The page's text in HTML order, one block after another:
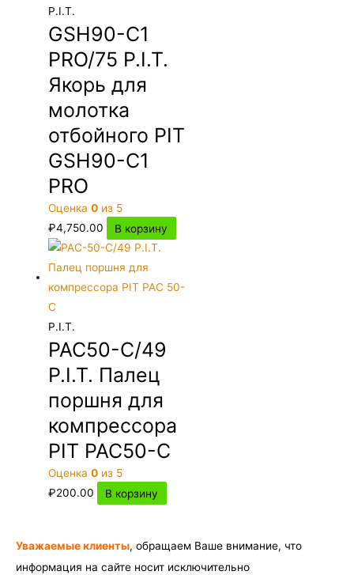
P.I.T.
GSH90-C1
PRO/75 P.I.T.
Якорь для
молотка
отбойного PIT
GSH90-C1
PRO
Оценка0 из 5
₽4,750.00 В корзину
P.I.T.
PAC50-C/49
P.I.T. Палец
поршня для
компрессора
PIT PAC50-C
Оценка0 из 5
₽200.00 В корзину
Уважаемые клиенты, обращаем Ваше внимание, что
информация на сайте носит исключительно